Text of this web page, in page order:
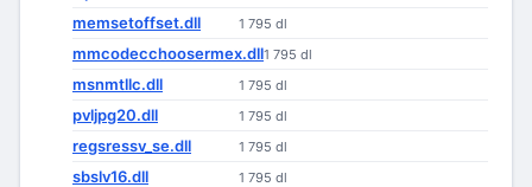
memsetoffset.dll 1 795 dl
mmcodecchoosermex.dll1 795 dl
msnmtllc.dll 1 795 dl
pvljpg20.dll 1 795 dl
regsressv_se.dll 1 795 dl
sbslv16.dll 1 795 dl